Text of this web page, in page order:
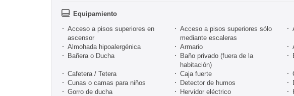
Equipamiento
Acceso a pisos superiores en
ascensor
Acceso a pisos superiores sólo
mediante escaleras
Almohada hipoalergénica Armario
Bañera o Ducha
Baño privado (fuera de la
habitación)
Cafetera / Tetera Caja fuerte
Cunas o camas para niños
Detector de humos
Gorro de ducha
Hervidor eléctrico